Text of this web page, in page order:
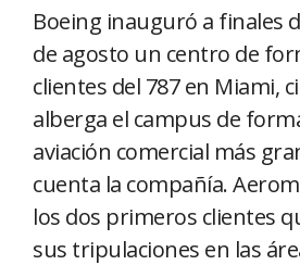
Boeing inauguró a finales
de agosto un centro de
clientes del 787 en Miami,
alberga el campus de
aviación comercial más
cuenta la compañía.
los dos primeros clientes
sus tripulaciones en las